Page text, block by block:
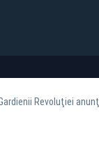
Revoluţiei